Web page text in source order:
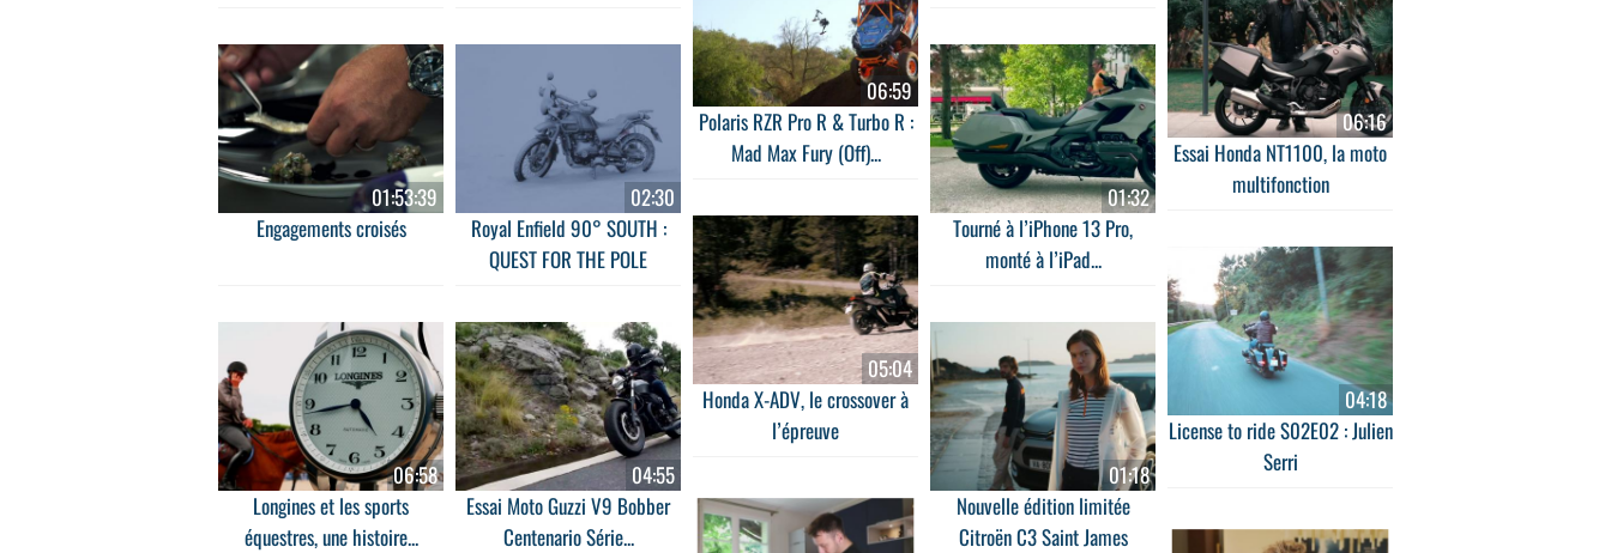
06:59
Polaris RZR Pro R & Turbo R :
Mad Max Fury (Off)...
06:16
Essai Honda NT1100, la moto
multifonction
01:53:39
Engagements croisés
02:30
Royal Enfield 90° SOUTH :
QUEST FOR THE POLE
01:32
Tourné à l’iPhone 13 Pro,
monté à l’iPad...
05:04
Honda X-ADV, le crossover à
l’épreuve
04:18
License to ride S02E02 : Julien
Serri
06:58
Longines et les sports
équestres, une histoire...
04:55
Essai Moto Guzzi V9 Bobber
Centenario Série...
01:18
Nouvelle édition limitée
Citroën C3 Saint James